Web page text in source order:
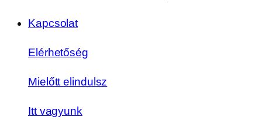
Kapcsolat
Elérhetőség
Mielőtt elindulsz
Itt vagyunk